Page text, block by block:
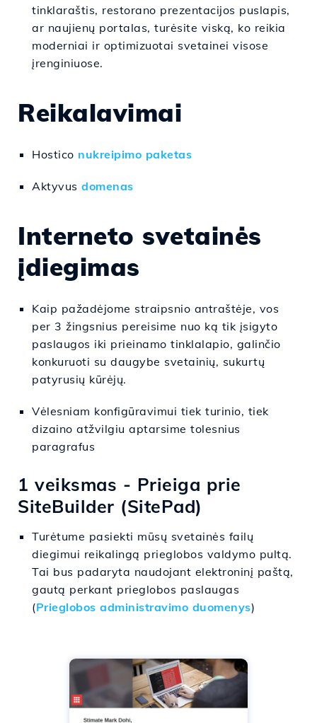
tinklaraštis, restorano prezentacijos puslapis,
ar naujienų portalas, turėsite viską, ko reikia
moderniai ir optimizuotai svetainei visose
įrenginiuose.
Reikalavimai
Hostico nukreipimo paketas
Aktyvus domenas
Interneto svetainės
įdiegimas
Kaip pažadėjome straipsnio antraštėje, vos
per 3 žingsnius pereisime nuo ką tik įsigyto
paslaugos iki prieinamo tinklalapio, galinčio
konkuruoti su daugybe svetainių, sukurtų
patyrusių kūrėjų.
Vėlesniam konfigūravimui tiek turinio, tiek
dizaino atžvilgiu aptarsime tolesnius
paragrafus
1 veiksmas - Prieiga prie
SiteBuilder (SitePad)
Turėtume pasiekti mūsų svetainės failų
diegimui reikalingą prieglobos valdymo pultą.
Tai bus padaryta naudojant elektroninį paštą,
gautą perkant prieglobos paslaugas
(Prieglobos administravimo duomenys)